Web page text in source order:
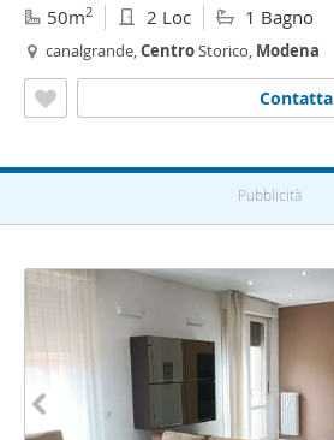
50m2 2 Loc 1 Bagno
canalgrande,CentroStorico, Modena
Contatta
Pubblicità